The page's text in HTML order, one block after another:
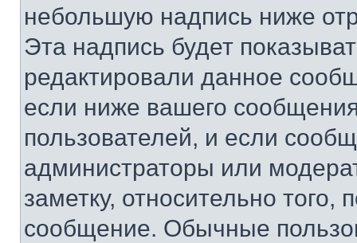
небольшую надпись ниже
Эта надпись будет
редактировали данное
если ниже вашего
пользователей, и если
администраторы или
заметку, относительно
сообщение. Обычные